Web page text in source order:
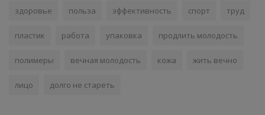
здоровье польза эффективность спорт труд
пластик работа упаковка продлить молодость
полимеры вечная молодость кожа жить вечно
лицо долго не стареть